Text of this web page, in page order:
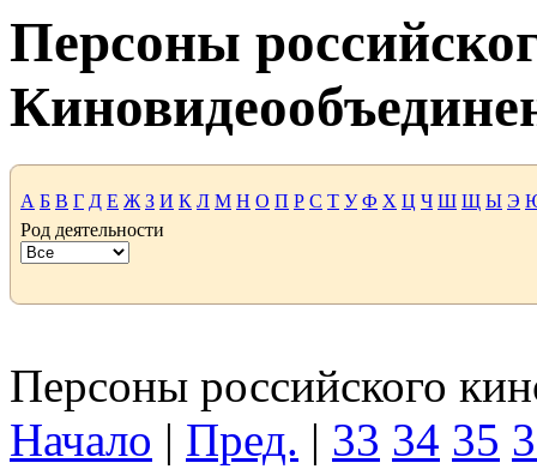
Персоны
А Б В Г Д Е Ж З И К Л М Н О П Р С Т У Ф Х Ц Ч Ш Щ Ы Э
Род деятельности
Персоны российского
Начало | Пред. | 33 34 35